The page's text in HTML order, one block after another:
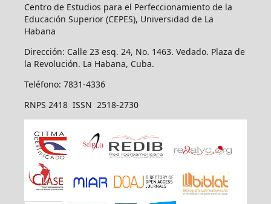
Centro de Estudios para el Perfeccionamiento de la
Educación Superior (CEPES), Universidad de La
Habana
Dirección: Calle 23 esq. 24, No. 1463. Vedado. Plaza de
la Revolución. La Habana, Cuba.
Teléfono: 7831-4336
RNPS 2418 ISSN 2518-2730